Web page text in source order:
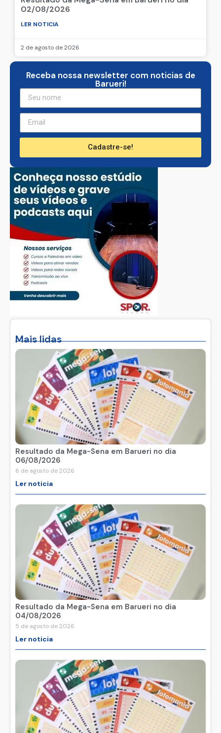
02/08/2026
LER NOTICIA
2 de agosto de 2026
Mais lidas
Resultado da Mega-Sena em Barueri no dia
06/08/2026
6 de agosto de 2026
Ler noticia
Resultado da Mega-Sena em Barueri no dia
04/08/2026
5 de agosto de 2026
Ler noticia
Receba nossa newsletter com noticias de
Barueri!
Cadastre-se!